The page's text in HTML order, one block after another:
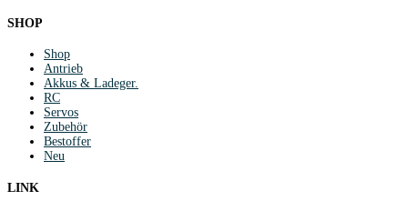
SHOP
Shop
Antrieb
Akkus & Ladeger.
RC
Servos
Zubehör
Bestoffer
Neu
LINK